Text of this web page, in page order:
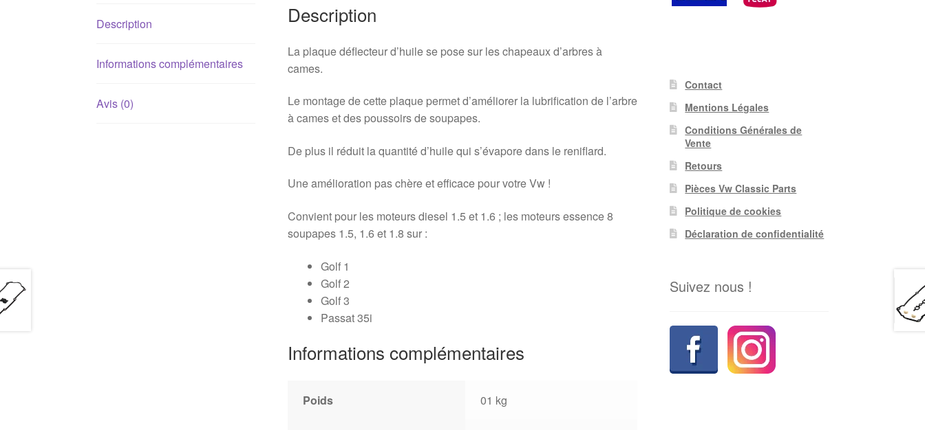
2
/
3
Description
Informations complémentaires
Avis (0)
Description
La plaque déflecteur d’huile se pose sur les chapeaux d’arbres à
cames.
Le montage de cette plaque permet d’améliorer la lubrification de l’arbre
à cames et des poussoirs de soupapes.
De plus il réduit la quantité d’huile qui s’évapore dans le reniflard.
Une amélioration pas chère et efficace pour votre Vw !
Convient pour les moteurs diesel 1.5 et 1.6 ; les moteurs essence 8
soupapes 1.5, 1.6 et 1.8 sur :
Golf 1
Golf 2
Golf 3
Passat 35i
Informations complémentaires
Poids 01 kg
Contact
Mentions Légales
Conditions Générales de
Vente
Retours
Pièces Vw Classic Parts
Politique de cookies
Déclaration de confidentialité
Suivez nous !